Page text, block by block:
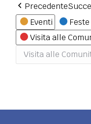
Precedente
Categorie
Eventi
Visita alle
Categorie